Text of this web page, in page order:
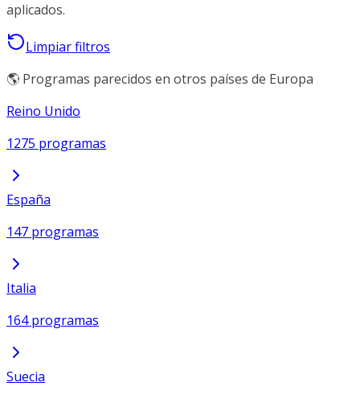
aplicados.
Limpiar filtros
🌎 Programas parecidos en otros países de Europa
Reino Unido
1275 programas
España
147 programas
Italia
164 programas
Suecia